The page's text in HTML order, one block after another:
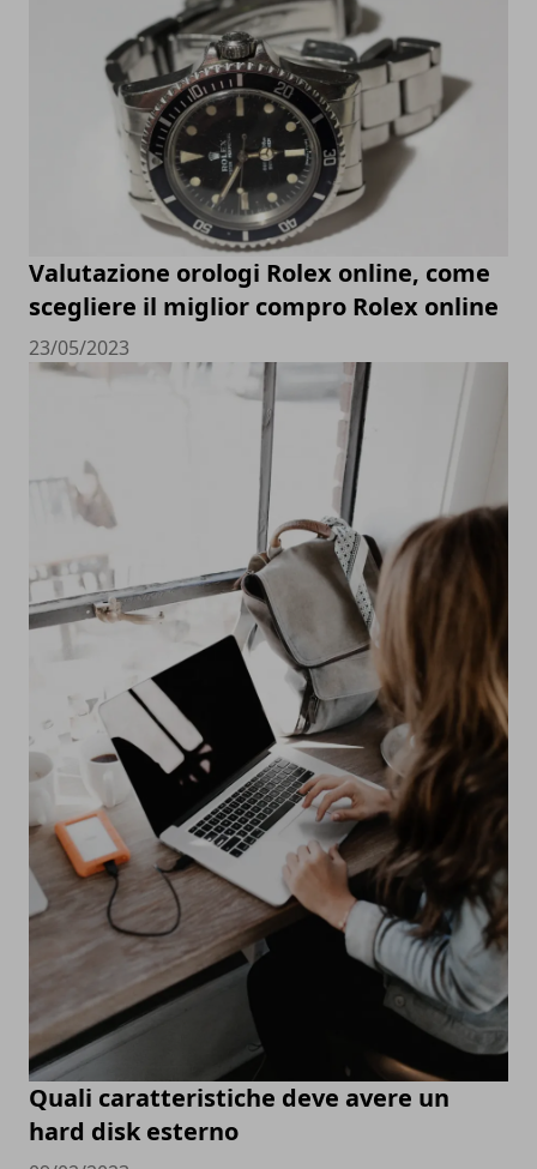
Valutazione orologi Rolex online, come
scegliere il miglior compro Rolex online
23/05/2023
Quali caratteristiche deve avere un
hard disk esterno